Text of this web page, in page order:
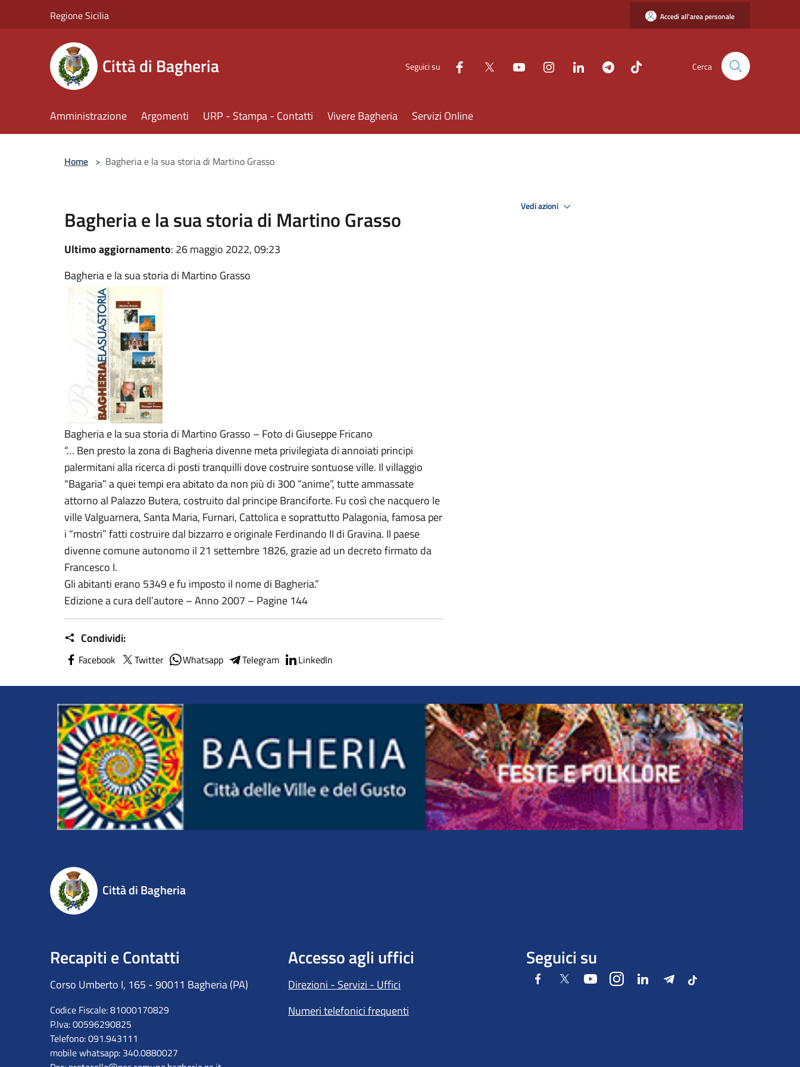
Regione Sicilia Accedi all'area personale
Città di Bagheria Seguici su Cerca
Amministrazione Argomenti URP - Stampa - Contatti Vivere Bagheria Servizi Online
Home > Bagheria e la sua storia di Martino Grasso
Bagheria e la sua storia di Martino Grasso
Ultimo aggiornamento: 26 maggio 2022, 09:23
Bagheria e la sua storia di Martino Grasso
Bagheria e la sua storia di Martino Grasso – Foto di Giuseppe Fricano
“… Ben presto la zona di Bagheria divenne meta privilegiata di annoiati principi
palermitani alla ricerca di posti tranquilli dove costruire sontuose ville. Il villaggio
“Bagaria” a quei tempi era abitato da non più di 300 “anime”, tutte ammassate
attorno al Palazzo Butera, costruito dal principe Branciforte. Fu così che nacquero le
ville Valguarnera, Santa Maria, Furnari, Cattolica e soprattutto Palagonia, famosa per
i “mostri” fatti costruire dal bizzarro e originale Ferdinando II di Gravina. Il paese
divenne comune autonomo il 21 settembre 1826, grazie ad un decreto firmato da
Francesco I.
Gli abitanti erano 5349 e fu imposto il nome di Bagheria.”
Edizione a cura dell’autore – Anno 2007 – Pagine 144
Condividi:
Facebook Twitter Whatsapp Telegram LinkedIn
Vedi azioni
Città di Bagheria
Recapiti e Contatti
Corso Umberto I, 165 - 90011 Bagheria (PA)
Codice Fiscale: 81000170829
P.Iva: 00596290825
Telefono: 091.943111
mobile whatsapp: 340.0880027
Accesso agli uffici
Direzioni - Servizi - Uffici
Numeri telefonici frequenti
Seguici su
FacebookTwitter YoutubeInstagramLinkedIn Telegram
Tiktok